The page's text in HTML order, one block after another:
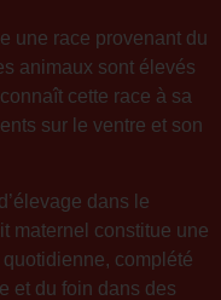
une race provenant du
animaux sont élevés
cette race à sa
sur le ventre et son
dans le
maternel constitue une
complété
et du foin dans des